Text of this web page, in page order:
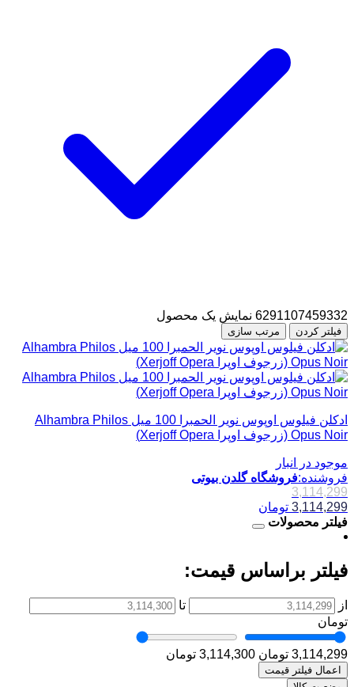
6291107459332 نمایش یک محصول
فیلتر کردن مرتب سازی
ادکلن فیلوس اوپوس نویر الحمبرا 100 میل Alhambra Philos
Opus Noir (زرجوف اوپرا Xerjoff Opera)
موجود در انبار
فروشنده:فروشگاه گلدن بیوتی
3,114,299
3,114,299 تومان
فیلتر محصولات
فیلتر براساس قیمت:
از
تا
تومان
3,114,299 تومان 3,114,300 تومان
اعمال فیلتر قیمت